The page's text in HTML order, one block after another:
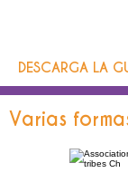
DESCARGA LA
Varias